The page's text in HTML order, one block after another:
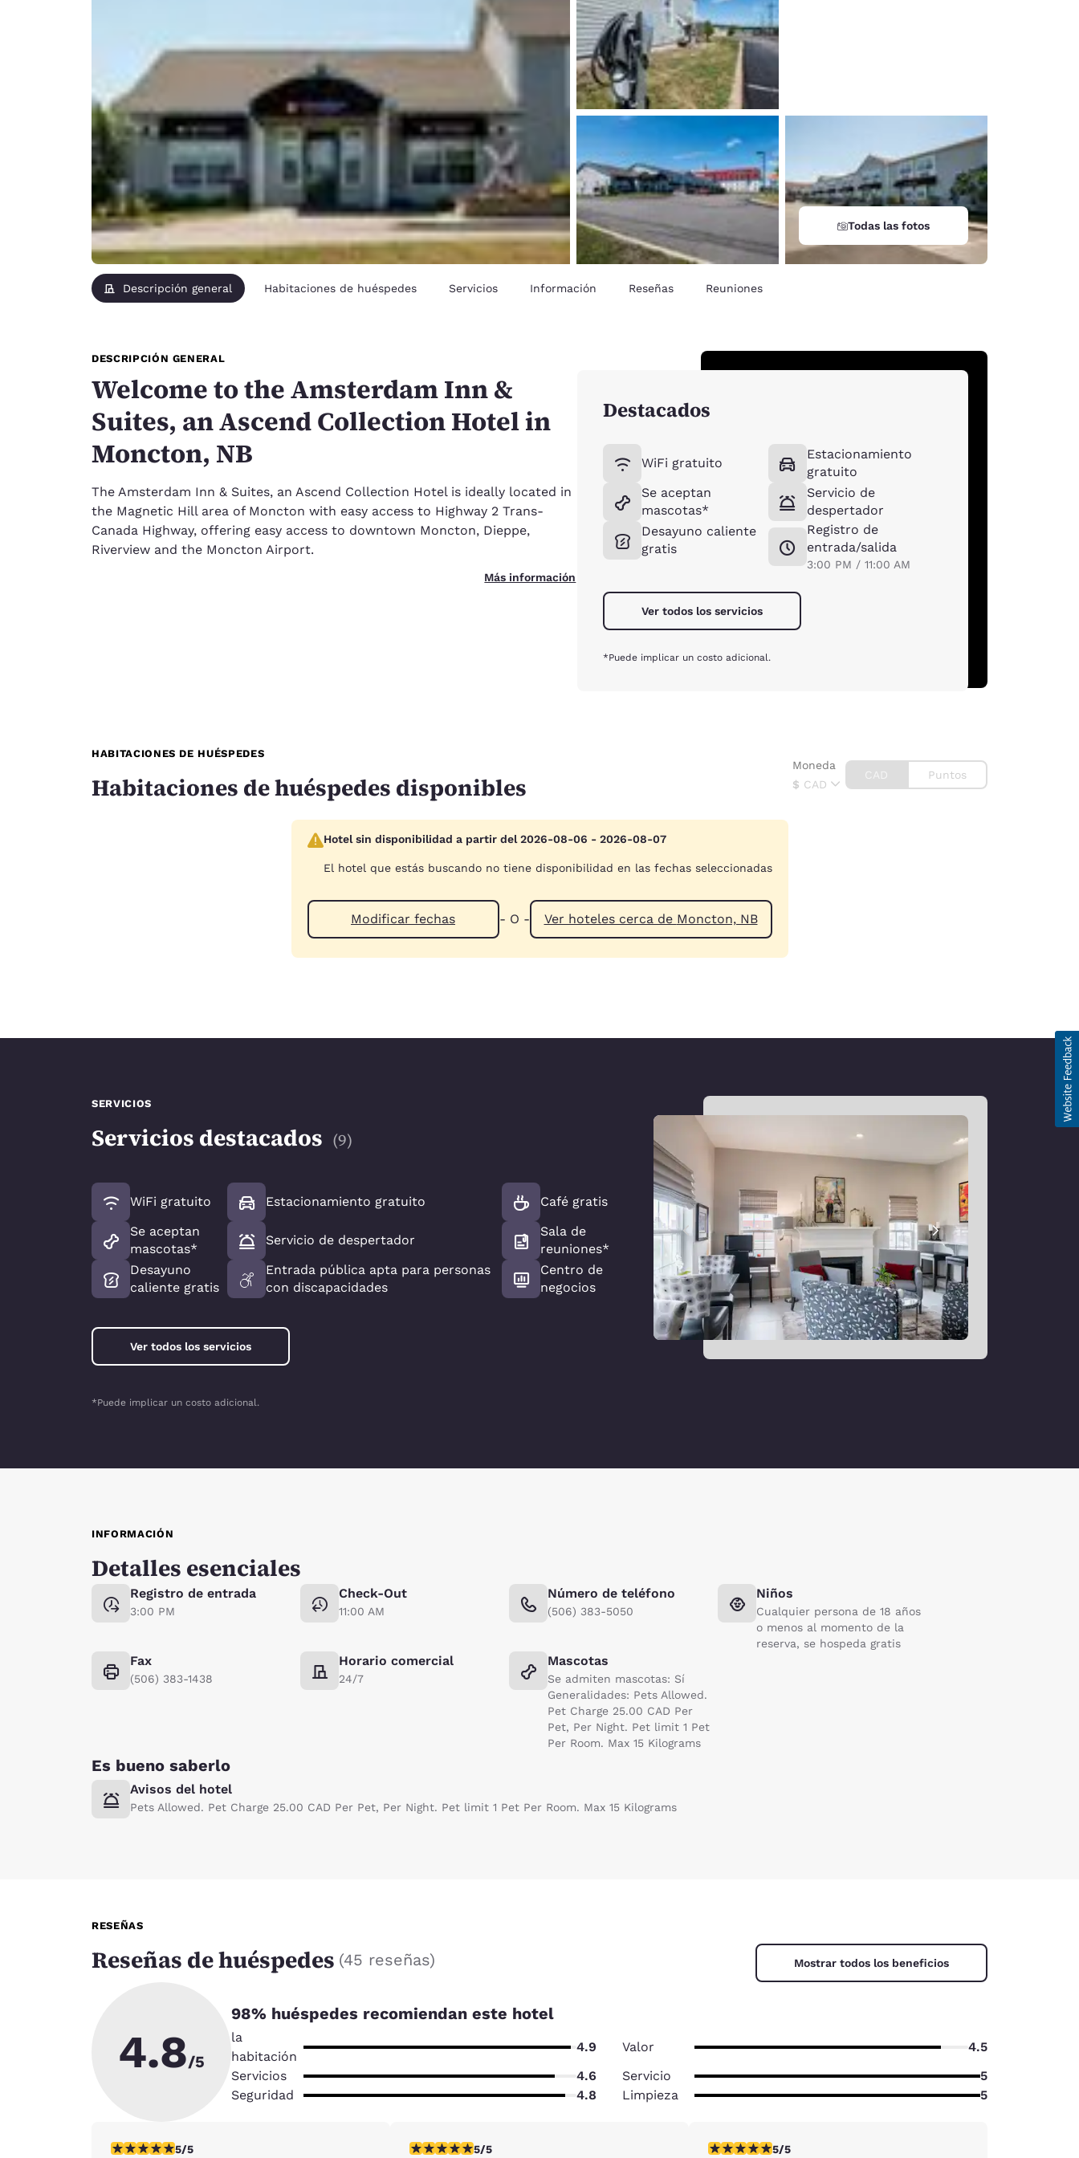
Todas las fotos
Descripción general Habitaciones de huéspedes Servicios Información Reseñas Reuniones
DESCRIPCIÓN GENERAL
Welcome to the Amsterdam Inn &
Suites, an Ascend Collection Hotel in
Moncton, NB
The Amsterdam Inn & Suites, an Ascend Collection Hotel is ideally located in
the Magnetic Hill area of Moncton with easy access to Highway 2 Trans-
Canada Highway, offering easy access to downtown Moncton, Dieppe,
Riverview and the Moncton Airport.
Más información
Destacados
WiFi gratuito
Se aceptan
mascotas*
Desayuno caliente
gratis
Estacionamiento
gratuito
Servicio de
despertador
Registro de
entrada/salida
3:00 PM / 11:00 AM
Ver todos los servicios
*Puede implicar un costo adicional.
HABITACIONES DE HUÉSPEDES
Habitaciones de huéspedes disponibles $ CAD
Moneda
CAD Puntos
Hotel sin disponibilidad a partir del 2026-08-06 - 2026-08-07
El hotel que estás buscando no tiene disponibilidad en las fechas seleccionadas
Modificar fechas - O - Ver hoteles cerca de Moncton, NB
SERVICIOS
Servicios destacados (9)
WiFi gratuito
Se aceptan
mascotas*
Desayuno
caliente gratis
Estacionamiento gratuito
Servicio de despertador
Entrada pública apta para personas
con discapacidades
Café gratis
Sala de
reuniones*
Centro de
negocios
Ver todos los servicios
*Puede implicar un costo adicional.
INFORMACIÓN
Detalles esenciales
Registro de entrada
3:00 PM
Check-Out
11:00 AM
Número de teléfono
(506) 383-5050
Niños
Cualquier persona de 18 años
o menos al momento de la
reserva, se hospeda gratis
Fax
(506) 383-1438
Horario comercial
24/7
Mascotas
Se admiten mascotas: Sí
Generalidades: Pets Allowed.
Pet Charge 25.00 CAD Per
Pet, Per Night. Pet limit 1 Pet
Per Room. Max 15 Kilograms
Es bueno saberlo
Avisos del hotel
Pets Allowed. Pet Charge 25.00 CAD Per Pet, Per Night. Pet limit 1 Pet Per Room. Max 15 Kilograms
RESEÑAS
Reseñas de huéspedes (45 reseñas) Mostrar todos los beneficios
4.8/5
98% huéspedes recomiendan este hotel
la
habitación
4.9 Valor
4.5
Servicios
4.6 Servicio
5
Seguridad
4.8 Limpieza 5
calificación de 5 estrellas. Excepcional. 1 reseña
5/5 calificación de 5 estrellas. Excepcional. 1 reseña
5/5 calificación de 5 estrellas. Excepcional. 1 reseña
5/5